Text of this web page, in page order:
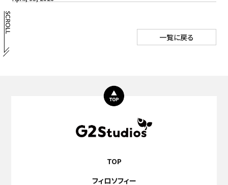
一覧に戻る
TOP
フィロソフィー